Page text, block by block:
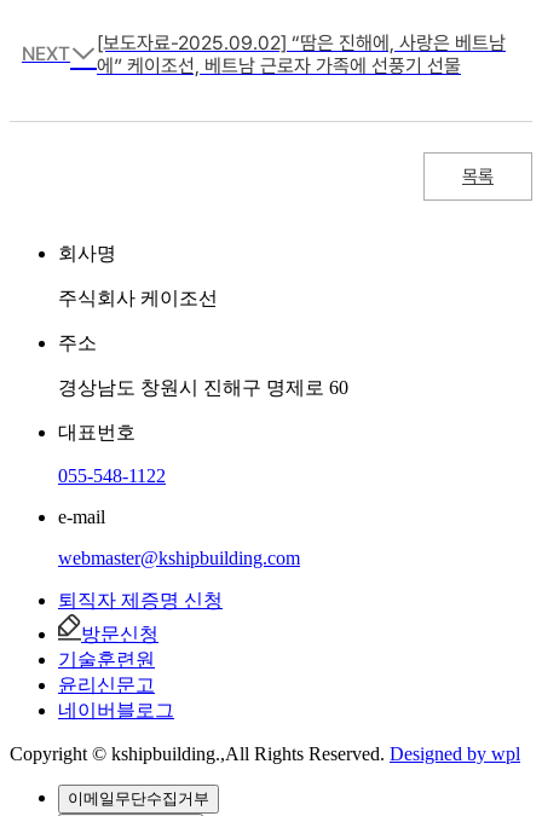
NEXT
[보도자료-2025.09.02] “땀은 진해에, 사랑은 베트남
에” 케이조선, 베트남 근로자 가족에 선풍기 선물
목록
회사명
주식회사 케이조선
주소
경상남도 창원시 진해구 명제로 60
대표번호
055-548-1122
e-mail
webmaster@kshipbuilding.com
퇴직자 제증명 신청
방문신청
기술훈련원
윤리신문고
네이버블로그
Copyright © kshipbuilding.,All Rights Reserved. Designed by wpl
이메일무단수집거부